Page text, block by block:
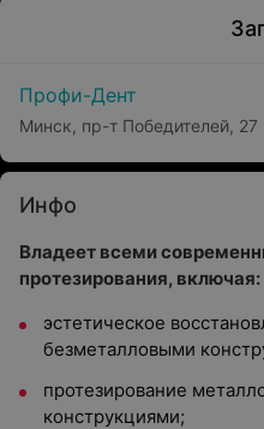
Профи-Дент
Минск, пр-т Победителей, 27
Инфо
Владеет всеми
протезирования, включая:
эстетическое
безметалловыми
протезирование
конструкциями;